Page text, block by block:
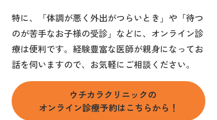
特に、「体調が悪く外出がつらいとき」や「待つ
のが苦手なお子様の受診」などに、オンライン診
療は便利です。経験豊富な医師が親身になってお
話を伺いますので、お気軽にご相談ください。
ウチカラクリニックの
オンライン診療予約はこちらから！